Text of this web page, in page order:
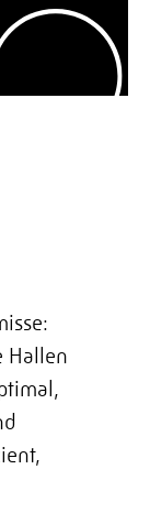
Hallen